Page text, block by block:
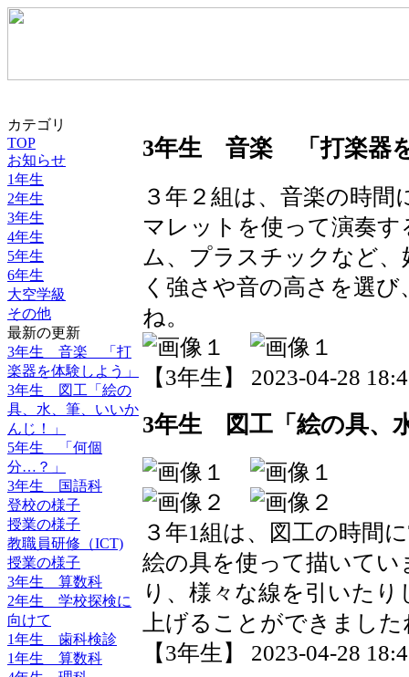
カテゴリ
TOP
お知らせ
1年生
2年生
3年生
4年生
5年生
6年生
大空学級
その他
最新の更新
3年生 音楽 「打
楽器を体験しよう」
3年生 図工「絵の
具、水、筆、いいか
んじ！」
5年生 「何個
分…？」
3年生 国語科
登校の様子
授業の様子
教職員研修（ICT)
授業の様子
3年生 算数科
2年生 学校探検に
向けて
1年生 歯科検診
1年生 算数科
3年生 音楽 「打楽器
３年２組は、音楽の時
マレットを使って演奏
ム、プラスチックなど
く強さや音の高さを選
ね。
【3年生】 2023-04-28
3年生 図工「絵の具、
３年1組は、図工の時間
絵の具を使って描いて
り、様々な線を引いた
上げることができました
【3年生】 2023-04-28